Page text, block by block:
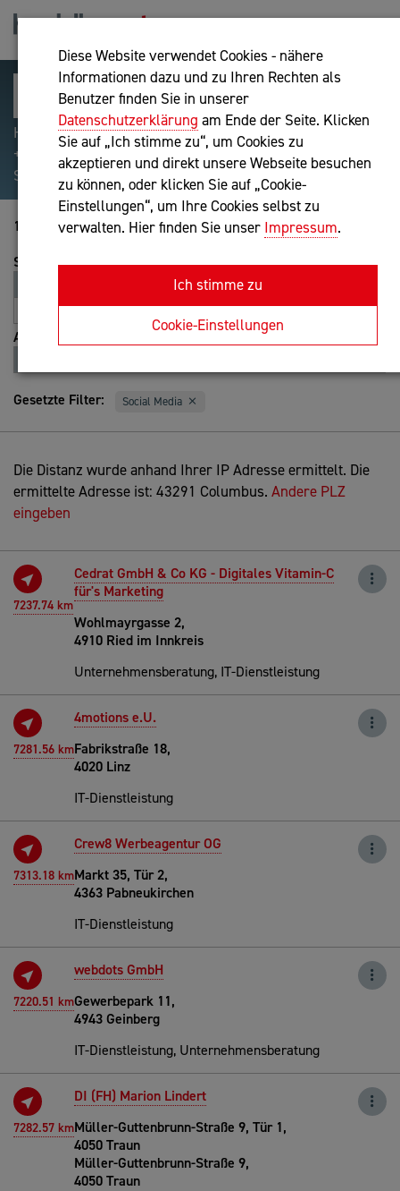
Diese Website verwendet Cookies - nähere
Informationen dazu und zu Ihren Rechten als
Benutzer finden Sie in unserer
Datenschutzerklärung am Ende der Seite. Klicken
Sie auf „Ich stimme zu“, um Cookies zu
akzeptieren und direkt unsere Webseite besuchen
zu können, oder klicken Sie auf „Cookie-
Einstellungen“, um Ihre Cookies selbst zu
verwalten. Hier finden Sie unser Impressum.
Ich stimme zu
Cookie-Einstellungen
Hilfreiche Suchparameter: Begriff einschließen:
+webshop, Begriff ausschließen: -webshop, Exakter
Suchbegriff: "internet of things"
1-20 von 56
Sortierung
Entfernung
A-Z
Z-A
Ansicht
Gesetzte Filter: Social Media
Die Distanz wurde anhand Ihrer IP Adresse ermittelt. Die
ermittelte Adresse ist: 43291 Columbus. Andere PLZ
eingeben
7237.74 km
Cedrat GmbH & Co KG - Digitales Vitamin-C
für's Marketing
Wohlmayrgasse 2,
4910 Ried im Innkreis
Unternehmensberatung, IT-Dienstleistung
7281.56 km
4motions e.U.
Fabrikstraße 18,
4020 Linz
IT-Dienstleistung
7313.18 km
Crew8 Werbeagentur OG
Markt 35, Tür 2,
4363 Pabneukirchen
IT-Dienstleistung
7220.51 km
webdots GmbH
Gewerbepark 11,
4943 Geinberg
IT-Dienstleistung, Unternehmensberatung
7282.57 km
DI (FH) Marion Lindert
Müller-Guttenbrunn-Straße 9, Tür 1,
4050 Traun
Müller-Guttenbrunn-Straße 9,
4050 Traun